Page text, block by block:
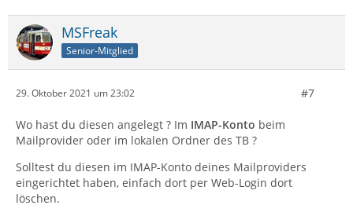
MSFreak
Senior-Mitglied
29. Oktober 2021 um 23:02 #7
Wo hast du diesen angelegt ? Im IMAP-Konto beim
Mailprovider oder im lokalen Ordner des TB ?
Solltest du diesen im IMAP-Konto deines Mailproviders
eingerichtet haben, einfach dort per Web-Login dort
löschen.